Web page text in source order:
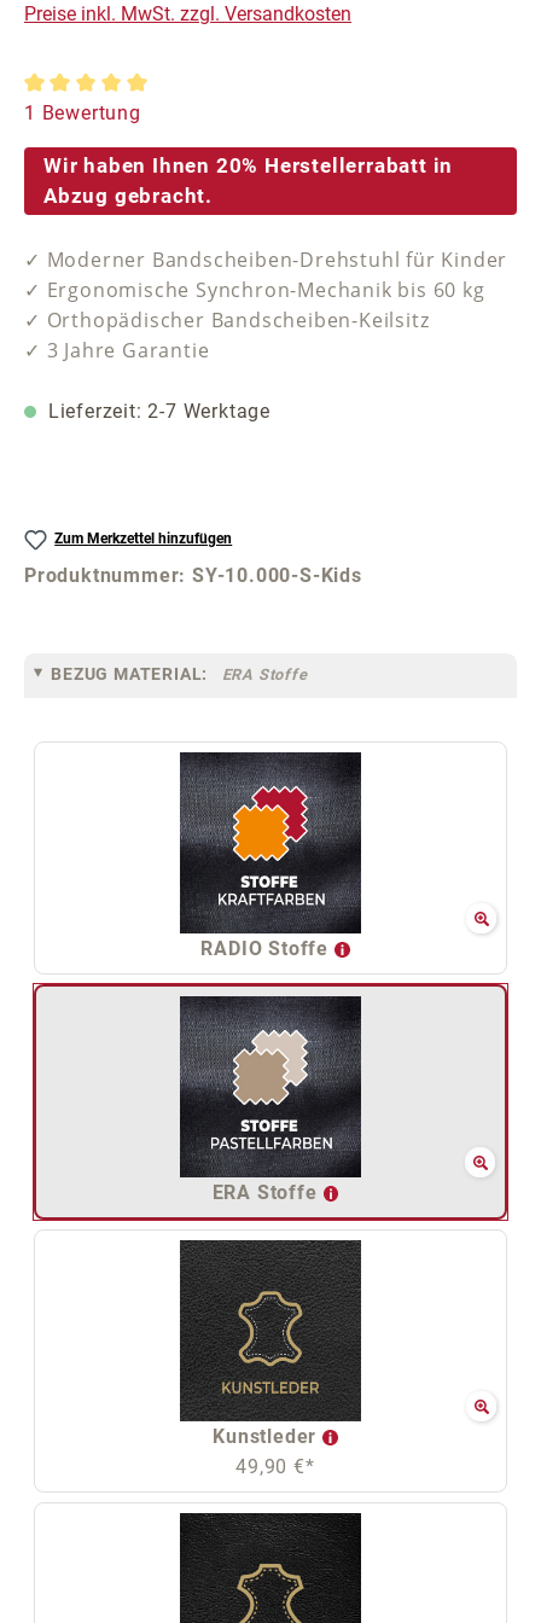
Preise inkl. MwSt. zzgl. Versandkosten
Durchschnittliche Bewertung von 5 von 5 Sternen
1 Bewertung
Wir haben Ihnen 20% Herstellerrabatt in
Abzug gebracht.
✓ Moderner Bandscheiben-Drehstuhl für Kinder
✓ Ergonomische Synchron-Mechanik bis 60 kg
✓ Orthopädischer Bandscheiben-Keilsitz
✓ 3 Jahre Garantie
Lieferzeit: 2-7 Werktage
Zum Merkzettel hinzufügen
Produktnummer:SY-10.000-S-Kids
BEZUG MATERIAL: ERA Stoffe
RADIO Stoffe
ERA Stoffe
Kunstleder
49,90 €*